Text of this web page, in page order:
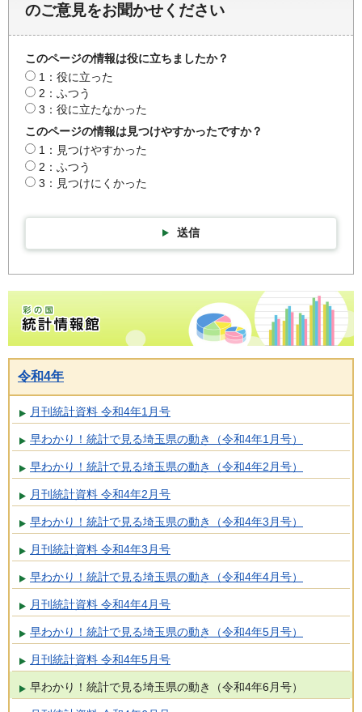
のご意見をお聞かせください
このページの情報は役に立ちましたか？
1：役に立った
2：ふつう
3：役に立たなかった
このページの情報は見つけやすかったですか？
1：見つけやすかった
2：ふつう
3：見つけにくかった
送信
彩の国統計情報館トップページ
令和4年
月刊統計資料 令和4年1月号
早わかり！統計で見る埼玉県の動き（令和4年1月号）
早わかり！統計で見る埼玉県の動き（令和4年2月号）
月刊統計資料 令和4年2月号
早わかり！統計で見る埼玉県の動き（令和4年3月号）
月刊統計資料 令和4年3月号
早わかり！統計で見る埼玉県の動き（令和4年4月号）
月刊統計資料 令和4年4月号
早わかり！統計で見る埼玉県の動き（令和4年5月号）
月刊統計資料 令和4年5月号
早わかり！統計で見る埼玉県の動き（令和4年6月号）